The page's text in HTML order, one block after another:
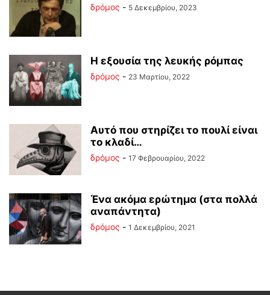
δρόμος - 5 Δεκεμβρίου, 2023
Η εξουσία της λευκής ρόμπας
δρόμος - 23 Μαρτίου, 2022
Αυτό που στηρίζει το πουλί είναι
το κλαδί…
δρόμος - 17 Φεβρουαρίου, 2022
Ένα ακόμα ερώτημα (στα πολλά
αναπάντητα)
δρόμος - 1 Δεκεμβρίου, 2021